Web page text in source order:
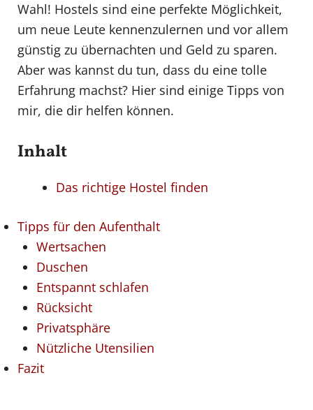
Wahl! Hostels sind eine perfekte Möglichkeit,
um neue Leute kennenzulernen und vor allem
günstig zu übernachten und Geld zu sparen.
Aber was kannst du tun, dass du eine tolle
Erfahrung machst? Hier sind einige Tipps von
mir, die dir helfen können.
Inhalt
Das richtige Hostel finden
Tipps für den Aufenthalt
Wertsachen
Duschen
Entspannt schlafen
Rücksicht
Privatsphäre
Nützliche Utensilien
Fazit